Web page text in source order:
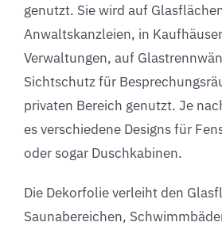
genutzt. Sie wird auf
Anwaltskanzleien, in
Verwaltungen, auf
Sichtschutz für
privaten Bereich genutzt. Je
es verschiedene Designs für
oder sogar Duschkabinen.
Die Dekorfolie verleiht den
Saunabereichen,